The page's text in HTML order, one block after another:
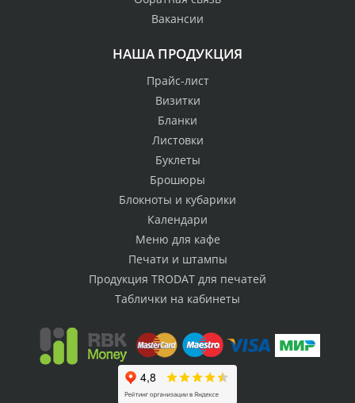
Вакансии
НАША ПРОДУКЦИЯ
Прайс-лист
Визитки
Бланки
Листовки
Буклеты
Брошюры
Блокноты и кубарики
Календари
Меню для кафе
Печати и штампы
Продукция TRODAT для печатей
Таблички на кабинеты